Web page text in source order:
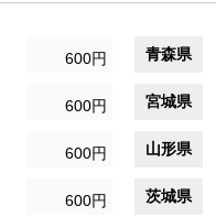
600円 青森県
600円 宮城県
600円 山形県
600円 茨城県